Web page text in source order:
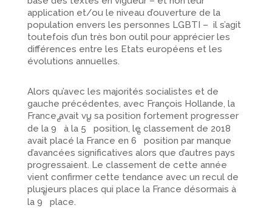
application et/​ou le niveau d’ouverture de la
population envers les personnes LGBTI – il s’agit
toutefois d’un très bon outil pour apprécier les
différences entre les Etats européens et les
évolutions annuelles.
Alors qu’avec les majorités socialistes et de
gauche précédentes, avec François Hollande, la
France avait vu sa position fortement progresser
de la 9
e
à la 5
e
position, le classement de 2018
avait placé la France en 6
e
position par manque
d’avancées significatives alors que d’autres pays
progressaient. Le classement de cette année
vient confirmer cette tendance avec un recul de
plusieurs places qui place la France désormais à
la 9
e
place.